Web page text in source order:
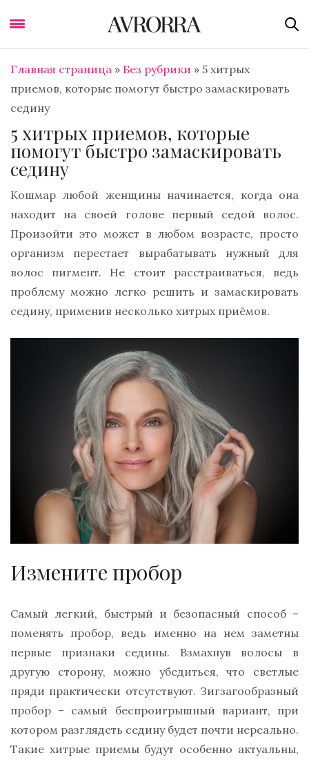
Главная страница » Без рубрики » 5 хитрых
приемов, которые помогут быстро замаскировать
седину
5 хитрых приемов, которые
помогут быстро замаскировать
седину
Кошмар любой женщины начинается, когда она
находит на своей голове первый седой волос.
Произойти это может в любом возрасте, просто
организм перестает вырабатывать нужный для
волос пигмент. Не стоит расстраиваться, ведь
проблему можно легко решить и замаскировать
седину, применив несколько хитрых приёмов.
Измените пробор
Самый легкий, быстрый и безопасный способ –
поменять пробор, ведь именно на нем заметны
первые признаки седины. Взмахнув волосы в
другую сторону, можно убедиться, что светлые
пряди практически отсутствуют. Зигзагообразный
пробор – самый беспроигрышный вариант, при
котором разглядеть седину будет почти нереально.
Такие хитрые приемы будут особенно актуальны,